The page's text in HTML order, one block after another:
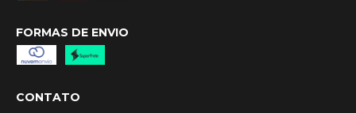
FORMAS DE ENVIO
CONTATO